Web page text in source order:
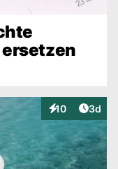
10
Interaktionen
3d